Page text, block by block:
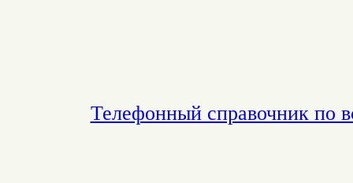
Телефонный справочник по